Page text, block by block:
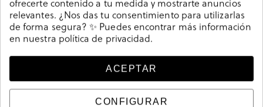
ofrecerte contenido a tu medida y mostrarte anuncios
relevantes. ¿Nos das tu consentimiento para utilizarlas
de forma segura? ✨ Puedes encontrar más información
en nuestra política de privacidad.
ACEPTAR
CONFIGURAR